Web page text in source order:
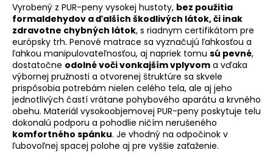
Vyrobený z PUR-peny vysokej hustoty, bez použitia
formaldehydov a ďalších škodlivých látok, či inak
zdravotne chybných látok, s riadnym certifikátom pre
európsky trh. Penové matrace sa vyznačujú ľahkosťou a
ľahkou manipulovateľnosťou, aj napriek tomu sú pevné,
dostatočne odolné voči vonkajším vplyvom a vďaka
výbornej pružnosti a otvorenej štruktúre sa skvele
prispôsobia potrebám nielen celého tela, ale aj jeho
jednotlivých častí vrátane pohybového aparátu a krvného
obehu. Materiál vysokoobjemovej PUR-peny poskytuje telu
dokonalú podporu a pohodlie ničím nerušeného
komfortného spánku. Je vhodný na odpočinok v
ľubovoľnej spacej polohe aj pre vyššie zaťaženie.